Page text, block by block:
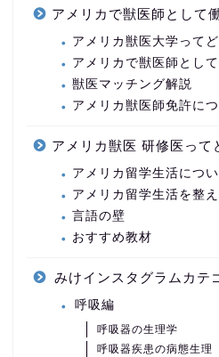
アメリカで獣医師として
アメリカ獣医大学って
アメリカで獣医師とし
獣医マッチング解説
アメリカ獣医師免許に
アメリカ獣医 研修医って
アメリカ留学生活につ
アメリカ留学生活を整
言語の壁
おすすめ教材
みけインスタグラムカテ
呼吸編
呼吸器の生理学
呼吸器疾患の病態生理